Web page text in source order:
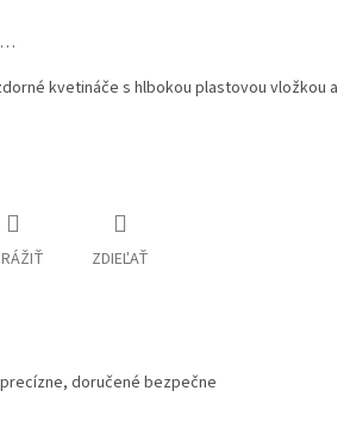
kvetináče s hlbokou plastovou vložkou a
ZDIEĽAŤ
doručené bezpečne